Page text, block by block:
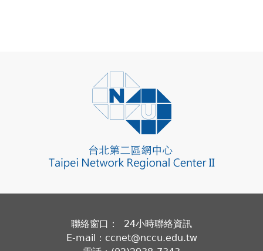
聯絡窗口： 24小時聯絡資訊
E-mail：ccnet@nccu.edu.tw